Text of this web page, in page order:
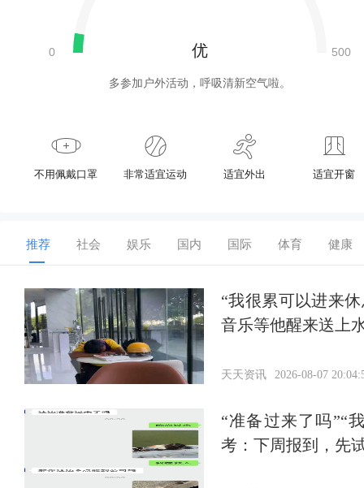
优
多参加户外活动，呼吸清新空气啦。
不用佩戴口罩 非常适宜运动 适宜外出 适宜开窗
推荐 社会 娱乐 国内 国际 体育 健康
“我很累可以进来
音乐等他醒来送上
天天资讯 2026-08-07
“准备过来了吗”“
考：下周报到，先